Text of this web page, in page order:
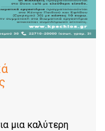
μια καλύτερη